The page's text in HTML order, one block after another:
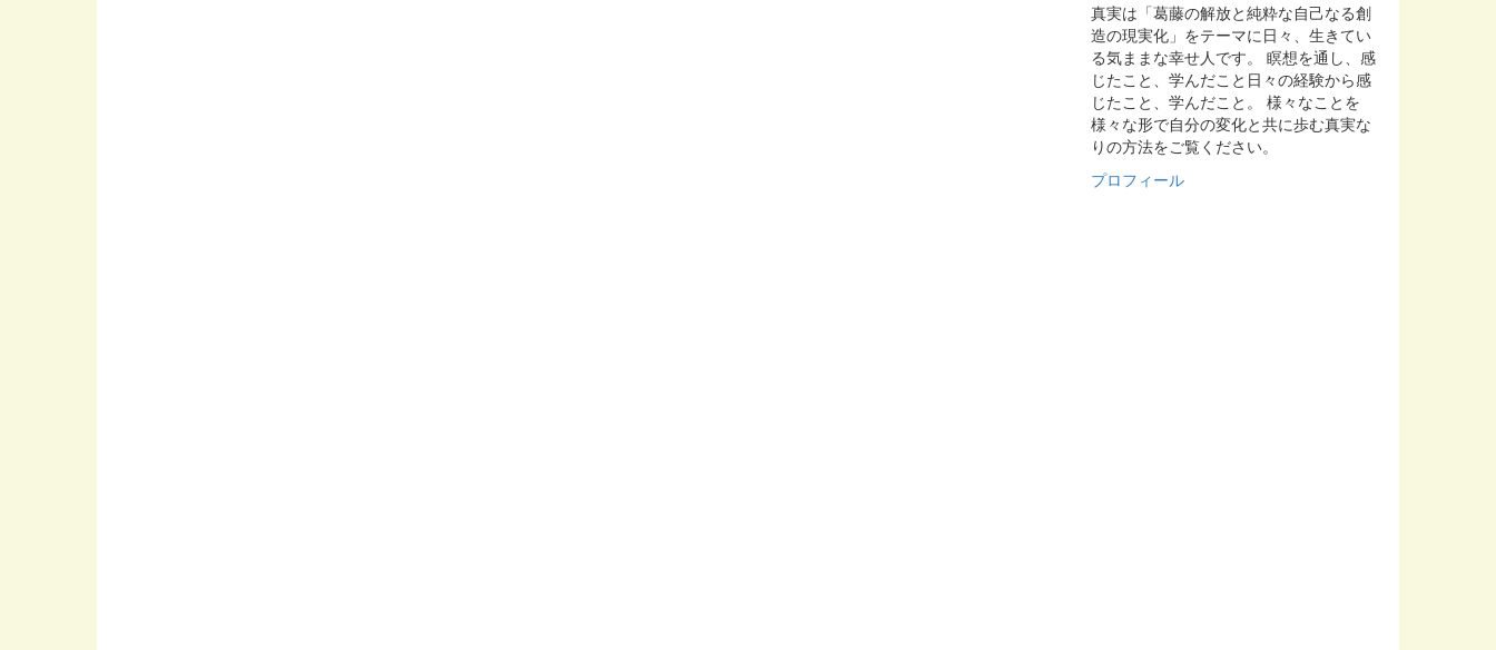
真実は「葛藤の解放と純粋な自己なる創
造の現実化」をテーマに日々、生きてい
る気ままな幸せ人です。 瞑想を通し、感
じたこと、学んだこと日々の経験から感
じたこと、学んだこと。 様々なことを
様々な形で自分の変化と共に歩む真実な
りの方法をご覧ください。
プロフィール